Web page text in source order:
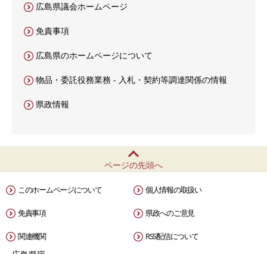
広島県議会ホームページ
免責事項
広島県のホームページについて
物品・委託役務業務 - 入札・契約等調達関係の情報
県政情報
ページの先頭へ
このホームページについて 個人情報の取扱い
免責事項 県政へのご意見
関連機関 RSS配信について